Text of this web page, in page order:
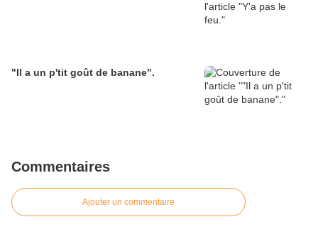
"Il a un p'tit goût de banane".
Commentaires
Ajouter un commentaire